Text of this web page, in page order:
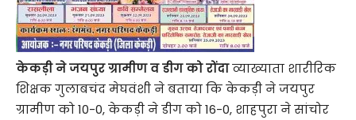
केकड़ी ने जयपुर ग्रामीण व डीग को रोंदाव्याख्याता शारीरिक
शिक्षक गुलाबचंद मेघवंशी ने बताया कि केकड़ी ने जयपुर
ग्रामीण को 10-0, केकड़ी ने डीग को 16-0, शाहपुरा ने सांचोर